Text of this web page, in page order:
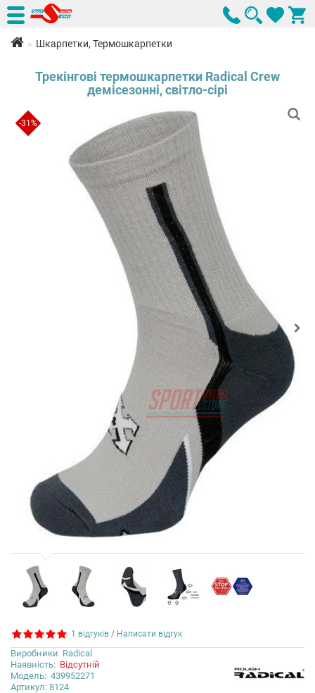
Шкарпетки, Термошкарпетки
Трекінгові термошкарпетки Radical Crew
демісезонні, світло-сірі
-31%
1 відгуків / Написати відгук
Виробники Radical
Наявність: Відсутній
Модель: 439952271
Артикул: 8124